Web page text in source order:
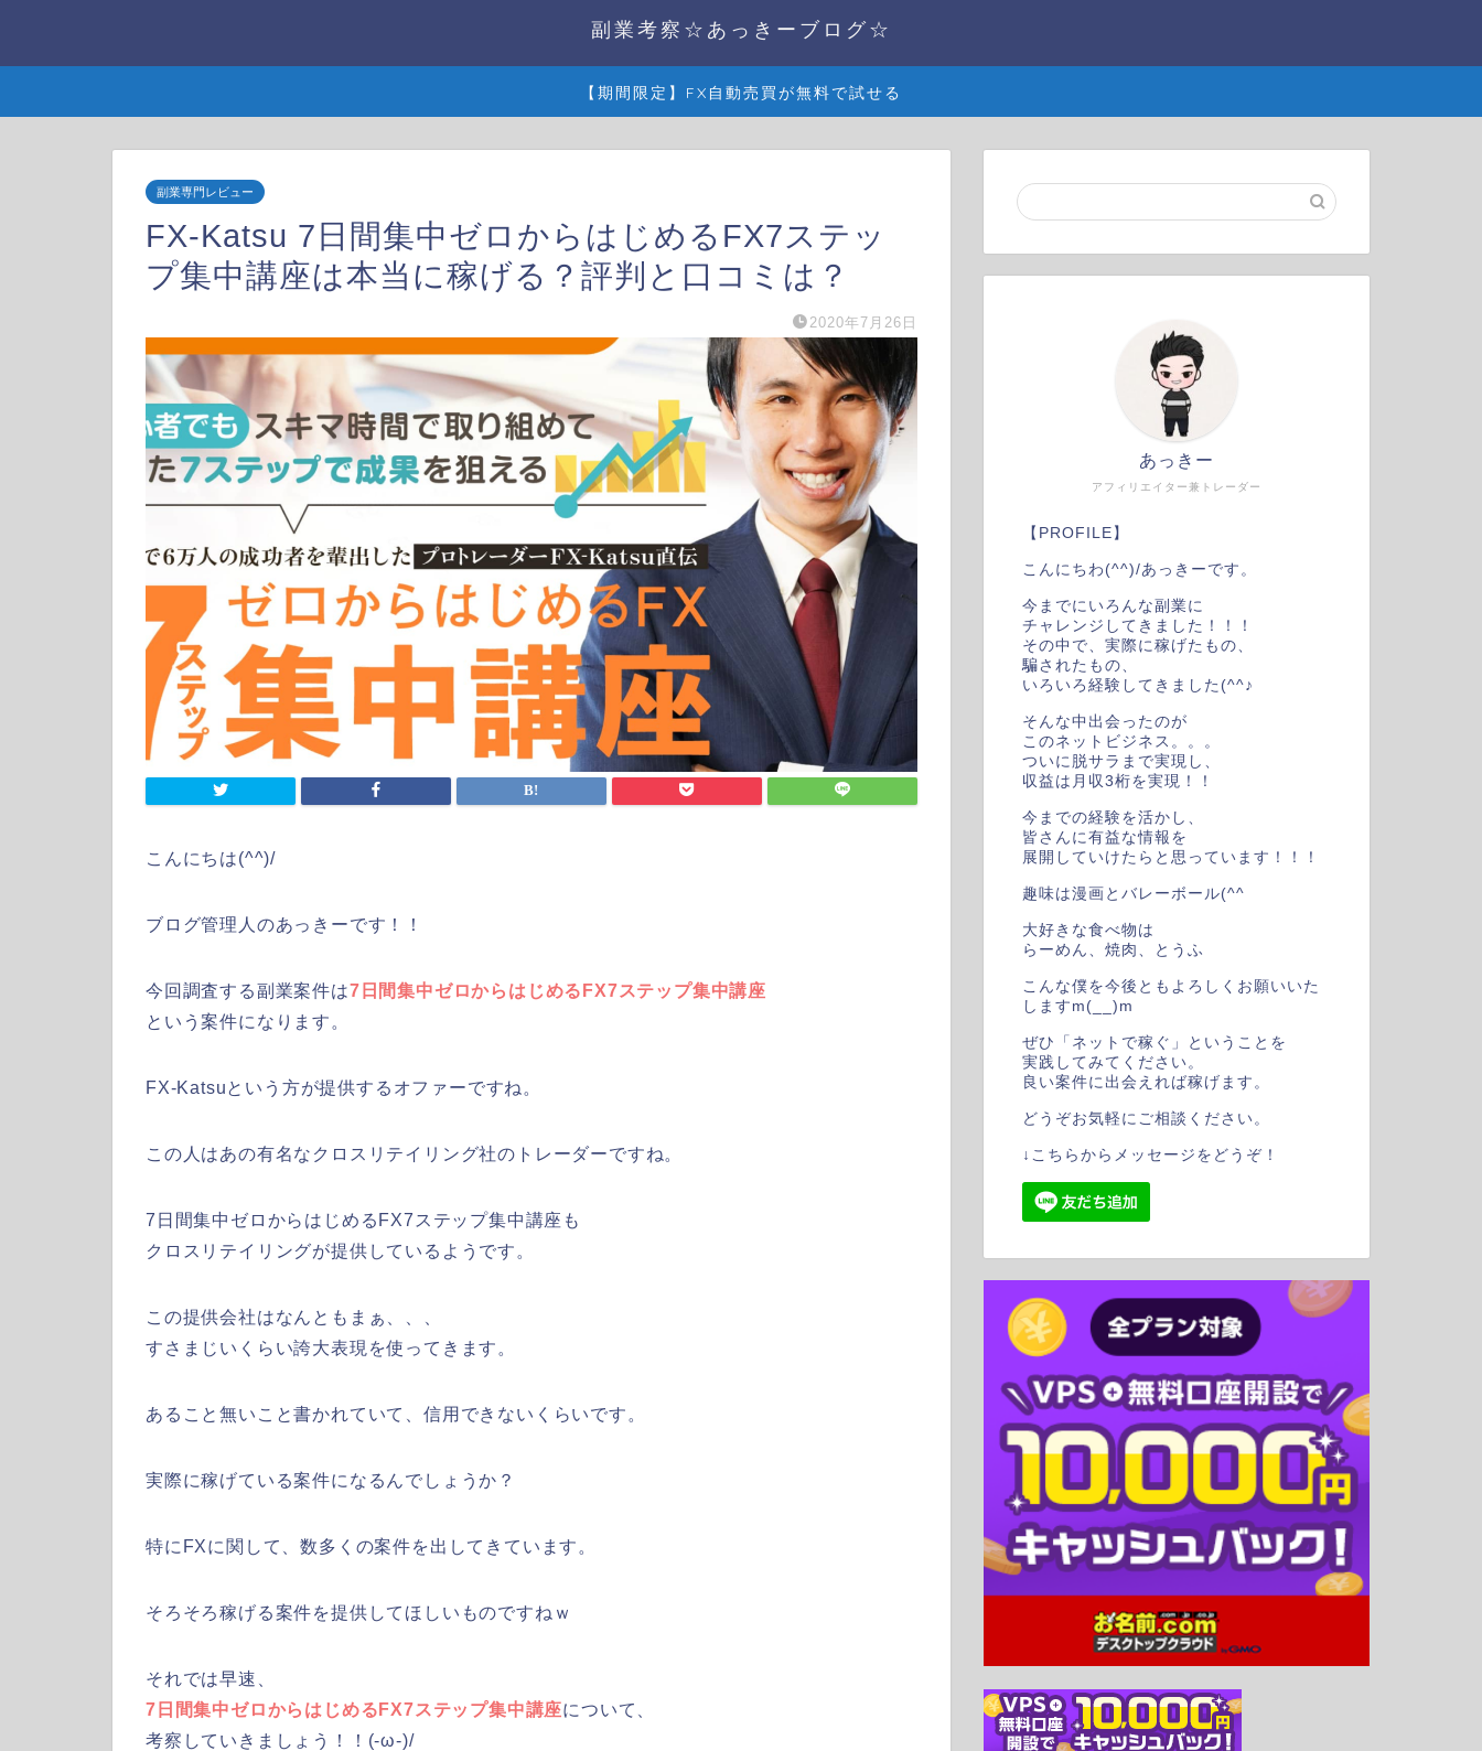
副業考察☆あっきーブログ☆
【期間限定】FX自動売買が無料で試せる
副業専門レビュー
FX-Katsu 7日間集中ゼロからはじめるFX7ステッ
プ集中講座は本当に稼げる？評判と口コミは？
2020年7月26日
こんにちは(^^)/
ブログ管理人のあっきーです！！
今回調査する副業案件は7日間集中ゼロからはじめるFX7ステップ集中講座
という案件になります。
FX-Katsuという方が提供するオファーですね。
この人はあの有名なクロスリテイリング社のトレーダーですね。
7日間集中ゼロからはじめるFX7ステップ集中講座も
クロスリテイリングが提供しているようです。
この提供会社はなんともまぁ、、、
すさまじいくらい誇大表現を使ってきます。
あること無いこと書かれていて、信用できないくらいです。
実際に稼げている案件になるんでしょうか？
特にFXに関して、数多くの案件を出してきています。
そろそろ稼げる案件を提供してほしいものですねｗ
それでは早速、
7日間集中ゼロからはじめるFX7ステップ集中講座について、
考察していきましょう！！(-ω-)/
アフィリエイター兼トレーダー
あっきー
【PROFILE】
こんにちわ(^^)/あっきーです。
今までにいろんな副業に
チャレンジしてきました！！！
その中で、実際に稼げたもの、
騙されたもの、
いろいろ経験してきました(^^♪
そんな中出会ったのが
このネットビジネス。。。
ついに脱サラまで実現し、
収益は月収3桁を実現！！
今までの経験を活かし、
皆さんに有益な情報を
展開していけたらと思っています！！！
趣味は漫画とバレーボール(^^
大好きな食べ物は
らーめん、焼肉、とうふ
こんな僕を今後ともよろしくお願いいた
しますm(__)m
ぜひ「ネットで稼ぐ」ということを
実践してみてください。
良い案件に出会えれば稼げます。
どうぞお気軽にご相談ください。
↓こちらからメッセージをどうぞ！